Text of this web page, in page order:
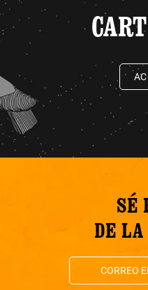
SÉ
DE